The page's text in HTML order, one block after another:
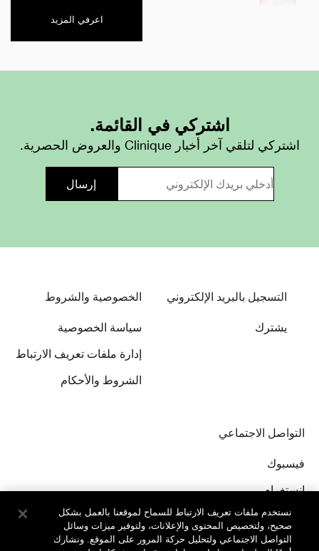
اعرفي المزيد
اشتركي في القائمة.
اشتركي لتلقي آخر أخبار Clinique والعروض الحصرية.
التسجيل بالبريد الإلكتروني
يشترك
الخصوصية والشروط
سياسة الخصوصية
إدارة ملفات تعريف الارتباط
الشروط والأحكام
التواصل الاجتماعي
فيسبوك
إنستغرام
نستخدم ملفات تعريف الارتباط للسماح لموقعنا بالعمل بشكل
صحيح، ولتخصيص المحتوى والإعلانات، ولتوفير ميزات وسائل
التواصل الاجتماعي ولتحليل حركة المرور على الموقع. ونشارك